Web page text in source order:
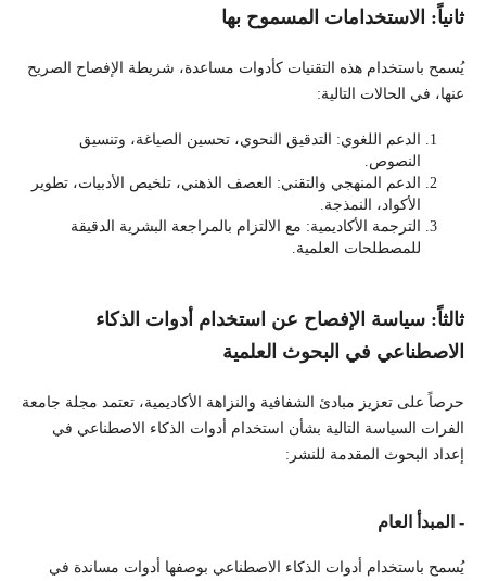
ثانياً: الاستخدامات المسموح بها
يُسمح باستخدام هذه التقنيات كأدوات مساعدة، شريطة الإفصاح الصريح
عنها، في الحالات التالية:
الدعم اللغوي: التدقيق النحوي، تحسين الصياغة، وتنسيق
النصوص.
الدعم المنهجي والتقني: العصف الذهني، تلخيص الأدبيات، تطوير
الأكواد، النمذجة.
الترجمة الأكاديمية: مع الالتزام بالمراجعة البشرية الدقيقة
للمصطلحات العلمية.
ثالثاً: سياسة الإفصاح عن استخدام أدوات الذكاء
الاصطناعي في البحوث العلمية
حرصاً على تعزيز مبادئ الشفافية والنزاهة الأكاديمية، تعتمد مجلة جامعة
الفرات السياسة التالية بشأن استخدام أدوات الذكاء الاصطناعي في
إعداد البحوث المقدمة للنشر:
- المبدأ العام
يُسمح باستخدام أدوات الذكاء الاصطناعي بوصفها أدوات مساندة في